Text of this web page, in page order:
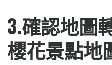
3.確認地圖
櫻花景點地